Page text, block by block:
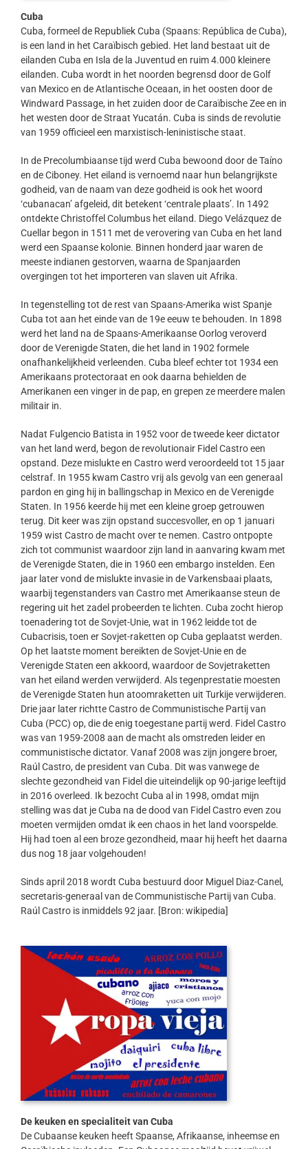
Cuba
Cuba, formeel de Republiek Cuba (Spaans: República de Cuba),
is een land in het Caraïbisch gebied. Het land bestaat uit de
eilanden Cuba en Isla de la Juventud en ruim 4.000 kleinere
eilanden. Cuba wordt in het noorden begrensd door de Golf
van Mexico en de Atlantische Oceaan, in het oosten door de
Windward Passage, in het zuiden door de Caraïbische Zee en in
het westen door de Straat Yucatán. Cuba is sinds de revolutie
van 1959 officieel een marxistisch-leninistische staat.
In de Precolumbiaanse tijd werd Cuba bewoond door de Taíno
en de Ciboney. Het eiland is vernoemd naar hun belangrijkste
godheid, van de naam van deze godheid is ook het woord
‘cubanacan’ afgeleid, dit betekent ‘centrale plaats’. In 1492
ontdekte Christoffel Columbus het eiland. Diego Velázquez de
Cuellar begon in 1511 met de verovering van Cuba en het land
werd een Spaanse kolonie. Binnen honderd jaar waren de
meeste indianen gestorven, waarna de Spanjaarden
overgingen tot het importeren van slaven uit Afrika.
In tegenstelling tot de rest van Spaans-Amerika wist Spanje
Cuba tot aan het einde van de 19e eeuw te behouden. In 1898
werd het land na de Spaans-Amerikaanse Oorlog veroverd
door de Verenigde Staten, die het land in 1902 formele
onafhankelijkheid verleenden. Cuba bleef echter tot 1934 een
Amerikaans protectoraat en ook daarna behielden de
Amerikanen een vinger in de pap, en grepen ze meerdere malen
militair in.
Nadat Fulgencio Batista in 1952 voor de tweede keer dictator
van het land werd, begon de revolutionair Fidel Castro een
opstand. Deze mislukte en Castro werd veroordeeld tot 15 jaar
celstraf. In 1955 kwam Castro vrij als gevolg van een generaal
pardon en ging hij in ballingschap in Mexico en de Verenigde
Staten. In 1956 keerde hij met een kleine groep getrouwen
terug. Dit keer was zijn opstand succesvoller, en op 1 januari
1959 wist Castro de macht over te nemen. Castro ontpopte
zich tot communist waardoor zijn land in aanvaring kwam met
de Verenigde Staten, die in 1960 een embargo instelden. Een
jaar later vond de mislukte invasie in de Varkensbaai plaats,
waarbij tegenstanders van Castro met Amerikaanse steun de
regering uit het zadel probeerden te lichten. Cuba zocht hierop
toenadering tot de Sovjet-Unie, wat in 1962 leidde tot de
Cubacrisis, toen er Sovjet-raketten op Cuba geplaatst werden.
Op het laatste moment bereikten de Sovjet-Unie en de
Verenigde Staten een akkoord, waardoor de Sovjetraketten
van het eiland werden verwijderd. Als tegenprestatie moesten
de Verenigde Staten hun atoomraketten uit Turkije verwijderen.
Drie jaar later richtte Castro de Communistische Partij van
Cuba (PCC) op, die de enig toegestane partij werd. Fidel Castro
was van 1959-2008 aan de macht als omstreden leider en
communistische dictator. Vanaf 2008 was zijn jongere broer,
Raúl Castro, de president van Cuba. Dit was vanwege de
slechte gezondheid van Fidel die uiteindelijk op 90-jarige leeftijd
in 2016 overleed. Ik bezocht Cuba al in 1998, omdat mijn
stelling was dat je Cuba na de dood van Fidel Castro even zou
moeten vermijden omdat ik een chaos in het land voorspelde.
Hij had toen al een broze gezondheid, maar hij heeft het daarna
dus nog 18 jaar volgehouden!
Sinds april 2018 wordt Cuba bestuurd door Miguel Diaz-Canel,
secretaris-generaal van de Communistische Partij van Cuba.
Raúl Castro is inmiddels 92 jaar. [Bron: wikipedia]
De keuken en specialiteit van Cuba
De Cubaanse keuken heeft Spaanse, Afrikaanse, inheemse en